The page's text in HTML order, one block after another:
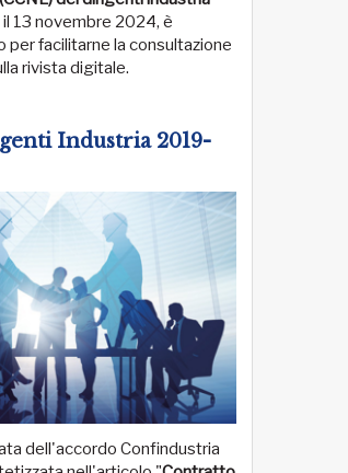
13 novembre 2024, è
per facilitarne la consultazione
rivista digitale.
Industria 2019-
dell'accordo Confindustria